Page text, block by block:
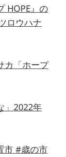
HOPE』の
ロウハナ
カ「ホープ
」2022年
市 #歳の市